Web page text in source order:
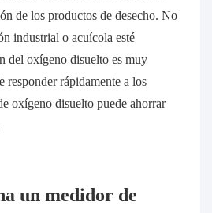
de los productos de desecho. No
industrial o acuícola esté
del oxígeno disuelto es muy
responder rápidamente a los
oxígeno disuelto puede ahorrar
un medidor de